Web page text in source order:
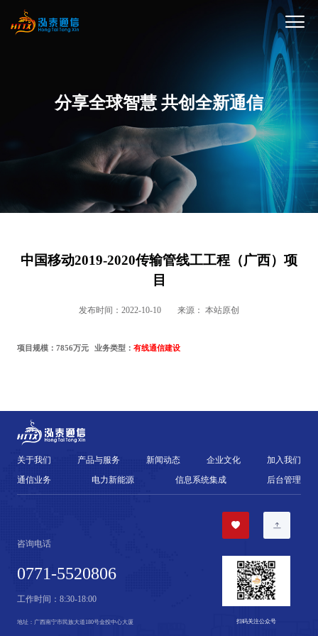
分享全球智慧 共创全新通信
中国移动2019-2020传输管线工工程（广西）项
目
发布时间：2022-10-10 来源： 本站原创
项目规模： 7856万元 业务类型： 有线通信建设
关于我们 产品与服务 新闻动态 企业文化
加入我们
通信业务
电力新能源 信息系统集成 后台管理
咨询电话
0771-5520806
工作时间： 8:30-18:00
地址： 广西南宁市民族大道180号金投中心大厦 扫码关注公众号